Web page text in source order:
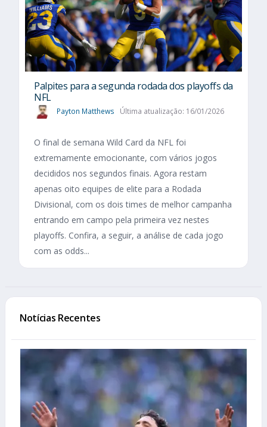
Palpites para a segunda rodada dos playoffs da
NFL
Payton Matthews Última atualização: 16/01/2026
O final de semana Wild Card da NFL foi
extremamente emocionante, com vários jogos
decididos nos segundos finais. Agora restam
apenas oito equipes de elite para a Rodada
Divisional, com os dois times de melhor campanha
entrando em campo pela primeira vez nestes
playoffs. Confira, a seguir, a análise de cada jogo
com as odds...
Notícias Recentes